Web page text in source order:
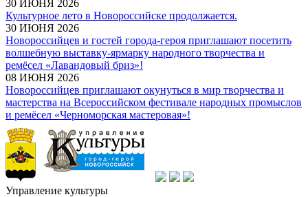
30 ИЮНЯ 2026
Культурное лето в Новороссийске продолжается.
30 ИЮНЯ 2026
Новороссийцев и гостей города-героя приглашают посетить
волшебную выставку-ярмарку народного творчества и
ремёсел «Лавандовый бриз»!
08 ИЮНЯ 2026
Новороссийцев приглашают окунуться в мир творчества и
мастерства на Всероссийском фестивале народных промыслов
и ремёсел «Черноморская мастеровая»!
Управление культуры